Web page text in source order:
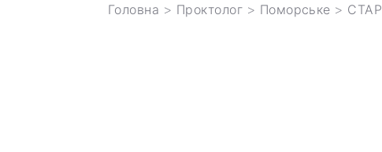
Головна > Проктолог > Поморське >